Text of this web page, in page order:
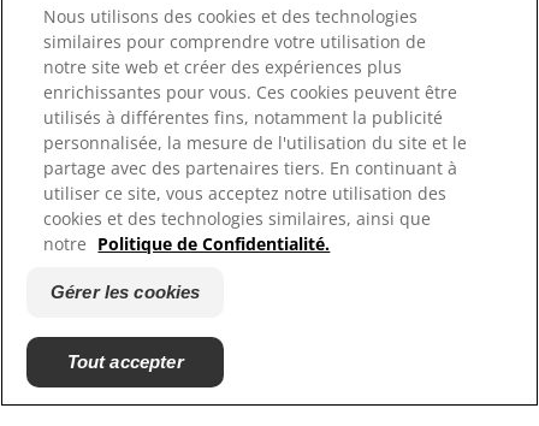
Langue
Ressources
Contactez-nous
Plan du site
Où acheter
Nos sites
Carrières
Nous utilisons des cookies et des technologies
similaires pour comprendre votre utilisation de
notre site web et créer des expériences plus
enrichissantes pour vous. Ces cookies peuvent être
utilisés à différentes fins, notamment la publicité
personnalisée, la mesure de l'utilisation du site et le
partage avec des partenaires tiers. En continuant à
utiliser ce site, vous acceptez notre utilisation des
cookies et des technologies similaires, ainsi que
notre Politique de Confidentialité.
Gérer les cookies
Tout accepter